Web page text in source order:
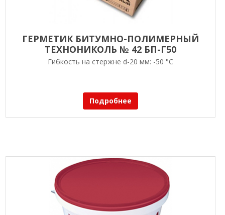
ГЕРМЕТИК БИТУМНО-ПОЛИМЕРНЫЙ
ТЕХНОНИКОЛЬ № 42 БП-Г50
Гибкость на стержне d-20 мм: -50 °С
Подробнее